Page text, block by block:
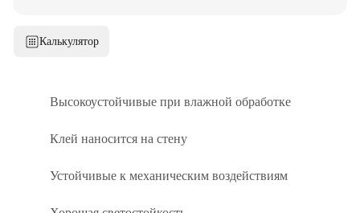
Калькулятор
Высокоустойчивые при влажной обработке
Клей наносится на стену
Устойчивые к механическим воздействиям